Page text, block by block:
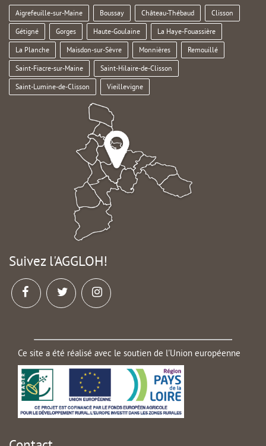
Aigrefeuille-sur-Maine Boussay Château-Thébaud Clisson
Gétigné Gorges Haute-Goulaine La Haye-Fouassière
La Planche Maisdon-sur-Sèvre Monnières Remouillé
Saint-Fiacre-sur-Maine Saint-Hilaire-de-Clisson
Saint-Lumine-de-Clisson Vieillevigne
Suivez l'AGGLOH!
Ce site a été réalisé avec le soutien de l'Union européenne